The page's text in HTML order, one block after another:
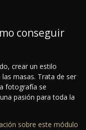
conseguir
crear un estilo
masas. Trata de ser
fotografía se
pasión para toda la
sobre este módulo